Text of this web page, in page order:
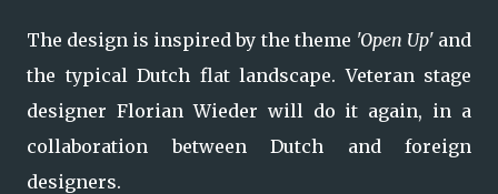
The design is inspired by the theme 'Open Up'and
the typical Dutch flat landscape. Veteran stage
designer Florian Wieder will do it again, in a
collaboration between Dutch and foreign
designers.